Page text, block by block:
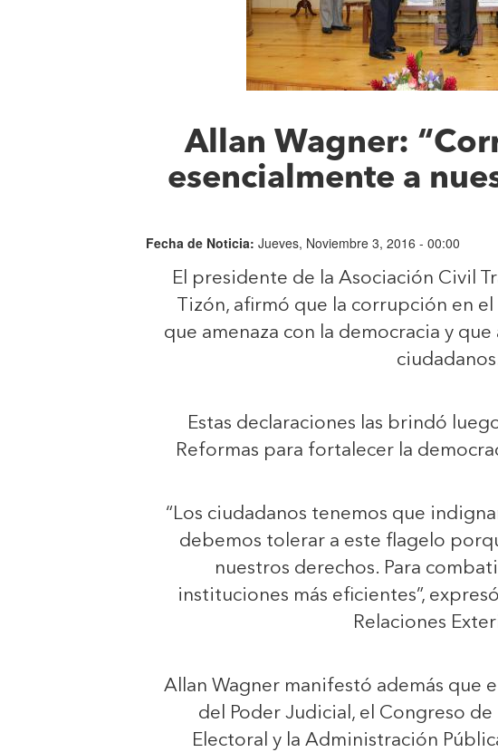
Allan Wagner:
esencialmente a
Fecha de Noticia:Jueves, Noviembre 3, 2016 - 00:00
El presidente de la Asociación Civil
Tizón, afirmó que la corrupción en
que amenaza con la democracia y
Estas declaraciones las brindó
Reformas para fortalecer la
“Los ciudadanos tenemos que
debemos tolerar a este flagelo
nuestros derechos. Para
instituciones más eficientes”,
Relaciones
Allan Wagner manifestó además que
del Poder Judicial, el Congreso de
Electoral y la Administración